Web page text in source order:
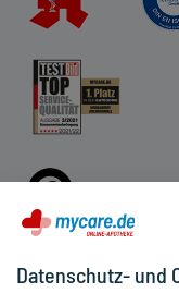
Datenschutz- und